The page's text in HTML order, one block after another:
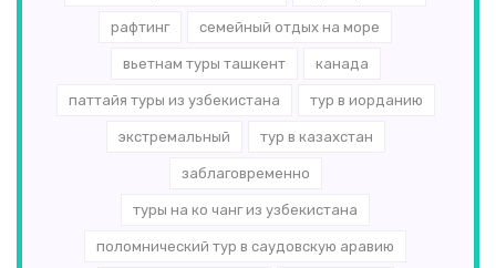
рафтинг семейный отдых на море
вьетнам туры ташкент канада
паттайя туры из узбекистана тур в иорданию
экстремальный тур в казахстан
заблаговременно
туры на ко чанг из узбекистана
поломнический тур в саудовскую аравию